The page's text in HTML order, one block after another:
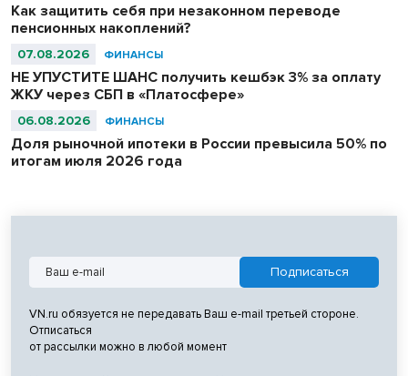
Как защитить себя при незаконном переводе
пенсионных накоплений?
07.08.2026 ФИНАНСЫ
НЕ УПУСТИТЕ ШАНС получить кешбэк 3% за оплату
ЖКУ через СБП в «Платосфере»
06.08.2026 ФИНАНСЫ
Доля рыночной ипотеки в России превысила 50% по
итогам июля 2026 года
VN.ru обязуется не передавать Ваш e-mail третьей стороне.
Отписаться
от рассылки можно в любой момент